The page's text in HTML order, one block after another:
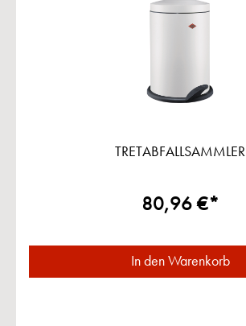
TRETABFALLSAMMLER
80,96 €*
In den Warenkorb